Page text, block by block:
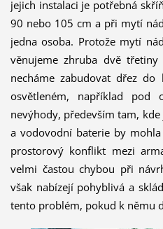
jejich instalaci je potřebná
90 nebo 105 cm a při mytí
jedna osoba. Protože mytí
věnujeme zhruba dvě
necháme zabudovat dřez
osvětleném, například
nevýhody, především tam,
a vodovodní baterie by
prostorový konflikt mezi
velmi častou chybou při
však nabízejí pohyblivá a
tento problém, pokud k němu